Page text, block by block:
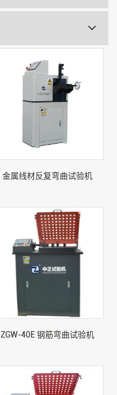
金属线材反复弯曲试验机
ZGW-40E 钢筋弯曲试验机